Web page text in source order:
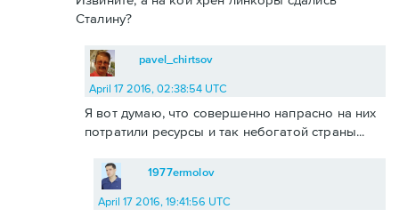
Сталину?
pavel_chirtsov
April 17 2016, 02:38:54 UTC
Я вот думаю, что совершенно напрасно на них
потратили ресурсы и так небогатой страны...
1977ermolov
April 17 2016, 19:41:56 UTC